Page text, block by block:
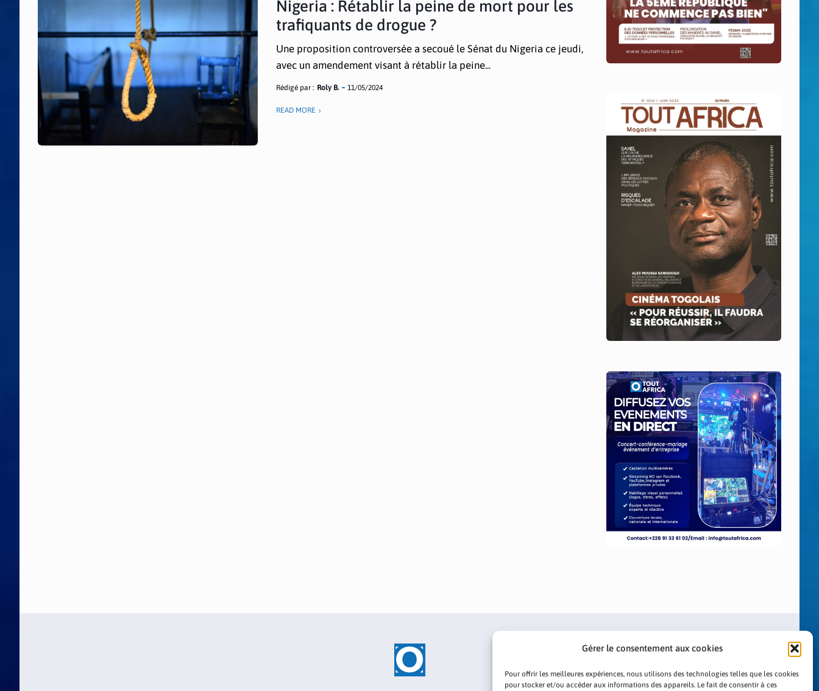
Gérer le consentement aux cookies
Pour offrir les meilleures expériences, nous utilisons des technologies telles que les cookies
pour stocker et/ou accéder aux informations des appareils. Le fait de consentir à ces
Nigeria : Rétablir la peine de mort pour les
trafiquants de drogue ?
Une proposition controversée a secoué le Sénat du Nigeria ce jeudi,
avec un amendement visant à rétablir la peine...
Rédigé par : Roly B. 11/05/2024
READ MORE